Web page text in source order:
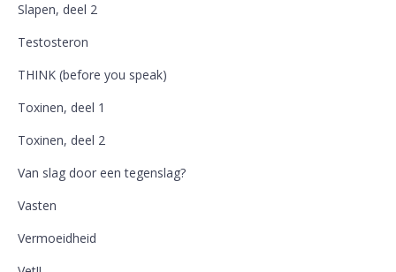
Slapen, deel 2
Testosteron
THINK (before you speak)
Toxinen, deel 1
Toxinen, deel 2
Van slag door een tegenslag?
Vasten
Vermoeidheid